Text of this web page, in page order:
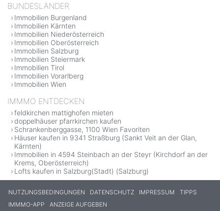
BUNDESLÄNDER
Immobilien Burgenland
Immobilien Kärnten
Immobilien Niederösterreich
Immobilien Oberösterreich
Immobilien Salzburg
Immobilien Steiermark
Immobilien Tirol
Immobilien Vorarlberg
Immobilien Wien
IMMMO ENTDECKEN
feldkirchen mattighofen mieten
doppelhäuser pfarrkirchen kaufen
Schrankenberggasse, 1100 Wien Favoriten
Häuser kaufen in 9341 Straßburg (Sankt Veit an der Glan,
Kärnten)
Immobilien in 4594 Steinbach an der Steyr (Kirchdorf an der
Krems, Oberösterreich)
Lofts kaufen in Salzburg(Stadt) (Salzburg)
NUTZUNGSBEDINGUNGEN DATENSCHUTZ IMPRESSUM
TIPPS
IMMMO-APP
ANZEIGE AUFGEBEN